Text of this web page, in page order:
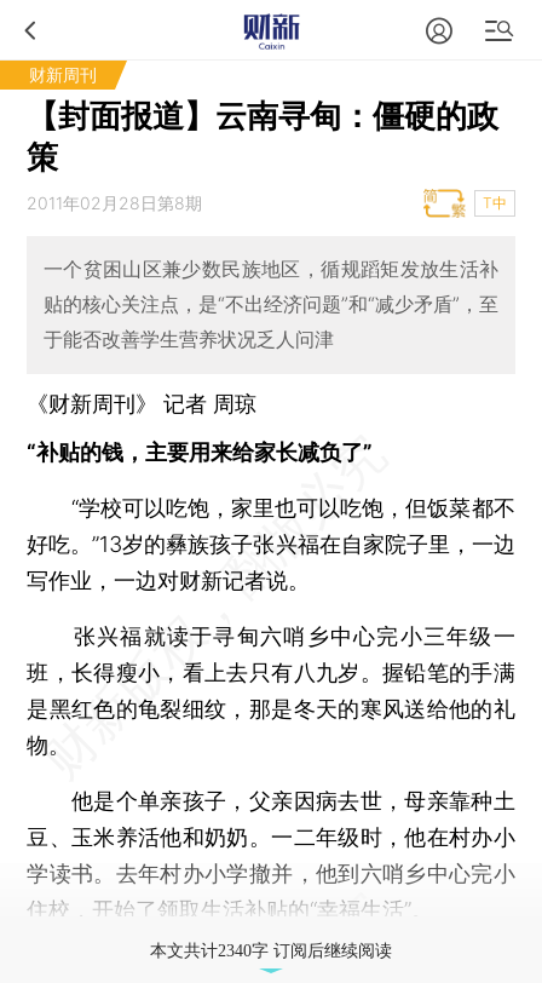
财新周刊
【封面报道】云南寻甸：僵硬的政
策
2011年02月28日第8期 T中
一个贫困山区兼少数民族地区，循规蹈矩发放生活补
贴的核心关注点，是“不出经济问题”和“减少矛盾”，至
于能否改善学生营养状况乏人问津
《财新周刊》 记者 周琼
“补贴的钱，主要用来给家长减负了”
“学校可以吃饱，家里也可以吃饱，但饭菜都不
好吃。”13岁的彝族孩子张兴福在自家院子里，一边
写作业，一边对财新记者说。
张兴福就读于寻甸六哨乡中心完小三年级一
班，长得瘦小，看上去只有八九岁。握铅笔的手满
是黑红色的龟裂细纹，那是冬天的寒风送给他的礼
物。
他是个单亲孩子，父亲因病去世，母亲靠种土
豆、玉米养活他和奶奶。一二年级时，他在村办小
学读书。去年村办小学撤并，他到六哨乡中心完小
住校，开始了领取生活补贴的“幸福生活”。
本文共计2340字 订阅后继续阅读